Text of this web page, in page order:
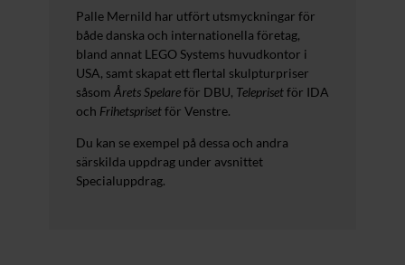
Palle Mernild har utfört utsmyckningar för
både danska och internationella företag,
bland annat LEGO Systems huvudkontor i
USA, samt skapat ett flertal skulpturpriser
såsom Årets Spelareför DBU, Teleprisetför IDA
och Frihetsprisetför Venstre.
Du kan se exempel på dessa och andra
särskilda uppdrag under avsnittet
Specialuppdrag.